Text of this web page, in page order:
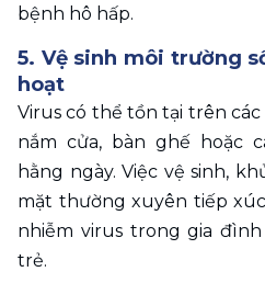
bệnh hô hấp.
5. Vệ sinh môi trường
hoạt
Virus có thể tồn tại trên
nắm cửa, bàn ghế hoặc
hằng ngày. Việc vệ sinh,
mặt thường xuyên tiếp
nhiễm virus trong gia
trẻ.